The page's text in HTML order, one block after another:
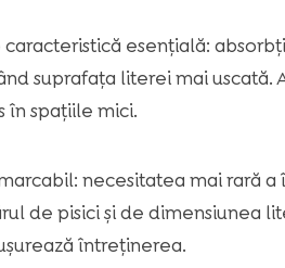
esențială:
suprafața literei mai uscată.
în spațiile mici.
necesitatea mai rară a
de pisici și de dimensiunea
întreținerea.